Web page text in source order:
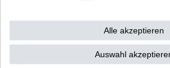
Ab einem Warenwert von
500 Euro versenden wir
53783
Alle akzeptieren
Auswahl